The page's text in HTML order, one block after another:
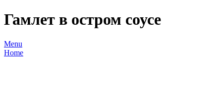
Гамлет в остром соусе
Menu
Home